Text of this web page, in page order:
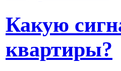
Какую
квартиры?